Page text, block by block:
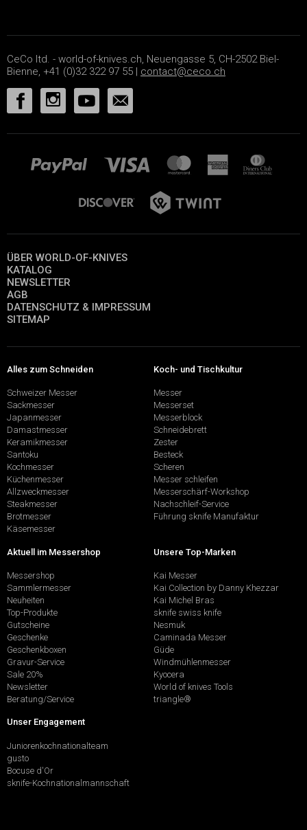
CeCo ltd. - world-of-knives.ch, Neuengasse 5, CH-2502 Biel-
Bienne, +41 (0)32 322 97 55 | contact@ceco.ch
ÜBER WORLD-OF-KNIVES
KATALOG
NEWSLETTER
AGB
DATENSCHUTZ & IMPRESSUM
SITEMAP
Alles zum Schneiden
Schweizer Messer
Sackmesser
Japanmesser
Damastmesser
Keramikmesser
Santoku
Kochmesser
Küchenmesser
Allzweckmesser
Steakmesser
Brotmesser
Käsemesser
Koch- und Tischkultur
Messer
Messerset
Messerblock
Schneidebrett
Zester
Besteck
Scheren
Messer schleifen
Messerschärf-Workshop
Nachschleif-Service
Führung sknife Manufaktur
Aktuell im Messershop
Messershop
Sammlermesser
Neuheiten
Top-Produkte
Gutscheine
Geschenke
Geschenkboxen
Gravur-Service
Sale 20%
Newsletter
Beratung/Service
Unsere Top-Marken
Kai Messer
Kai Collection by Danny Khezzar
Kai Michel Bras
sknife swiss knife
Nesmuk
Caminada Messer
Güde
Windmühlenmesser
Kyocera
World of knives Tools
triangle®
Unser Engagement
Juniorenkochnationalteam
gusto
Bocuse d'Or
sknife-Kochnationalmannschaft